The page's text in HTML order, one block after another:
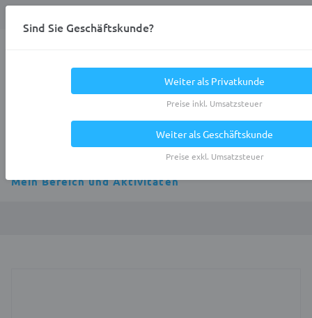
Mein Bereich und Aktivitäten
Sind Sie Geschäftskunde?
Weiter als Privatkunde
Preise inkl. Umsatzsteuer
Weiter als Geschäftskunde
Preise exkl. Umsatzsteuer